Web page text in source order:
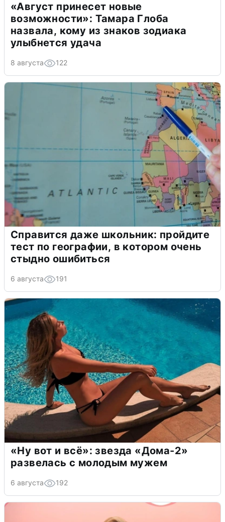
«Август принесет новые
возможности»: Тамара Глоба
назвала, кому из знаков зодиака
улыбнется удача
8 августа 122
Справится даже школьник: пройдите
тест по географии, в котором очень
стыдно ошибиться
6 августа 191
«Ну вот и всё»: звезда «Дома-2»
развелась с молодым мужем
6 августа 192